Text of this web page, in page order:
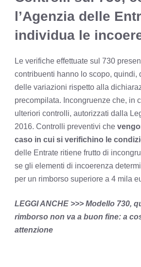
l’Agenzia delle
individua le
Le verifiche effettuate sul 730
contribuenti hanno lo scopo, quindi,
delle variazioni rispetto alla
precompilata. Incongruenze che, in
ulteriori controlli, autorizzati dalla
2016. Controlli preventivi che
caso in cui si verifichino le
delle Entrate ritiene frutto di
se gli elementi di incoerenza
per un rimborso superiore a 4 mila
LEGGI ANCHE >>> Modello 730,
rimborso non va a buon fine: a
attenzione